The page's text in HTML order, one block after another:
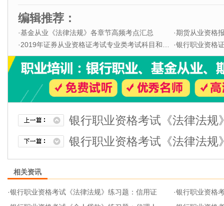
编辑推荐：
·基金从业《法律法规》各章节高频考点汇总 ·期货从业资格
·2019年证券从业资格证考试专业类考试科目和题型 ·银行职业资格证
银行职业资格考试《法律法规
银行职业资格考试《法律法规
相关资讯
·银行职业资格考试《法律法规》练习题：信用证 ·银行职业资格